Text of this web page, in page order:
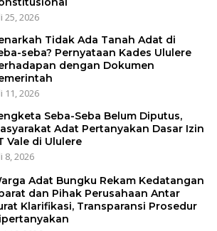
25, 2026
Tidak Ada Tanah Adat di
seba? Pernyataan Kades Ululere
dengan Dokumen
11, 2026
Seba-Seba Belum Diputus,
Adat Pertanyakan Dasar Izin
Vale di Ululere
8, 2026
Adat Bungku Rekam Kedatangan
dan Pihak Perusahaan Antar
Klarifikasi, Transparansi Prosedur